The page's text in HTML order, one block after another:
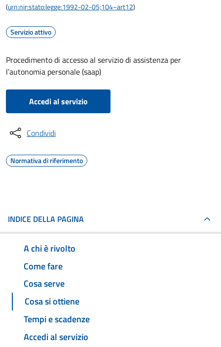
(urn:nir:stato:legge:1992-02-05;104~art12)
Servizio attivo
Procedimento di accesso al servizio di assistenza per
l’autonomia personale (saap)
Accedi al servizio
Condividi
Normativa di riferimento
INDICE DELLA PAGINA
A chi è rivolto
Come fare
Cosa serve
Cosa si ottiene
Tempi e scadenze
Accedi al servizio